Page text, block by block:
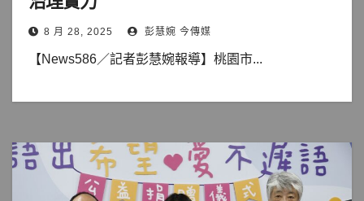
8 月 28, 2025 彭慧婉 今傳媒
【News586／記者彭慧婉報導】桃園市...